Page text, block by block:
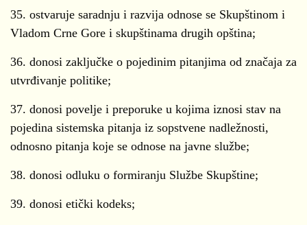
35. ostvaruje saradnju i razvija odnose se Skupštinom i
Vladom Crne Gore i skupštinama drugih opština;
36. donosi zaključke o pojedinim pitanjima od značaja za
utvrđivanje politike;
37. donosi povelje i preporuke u kojima iznosi stav na
pojedina sistemska pitanja iz sopstvene nadležnosti,
odnosno pitanja koje se odnose na javne službe;
38. donosi odluku o formiranju Službe Skupštine;
39. donosi etički kodeks;